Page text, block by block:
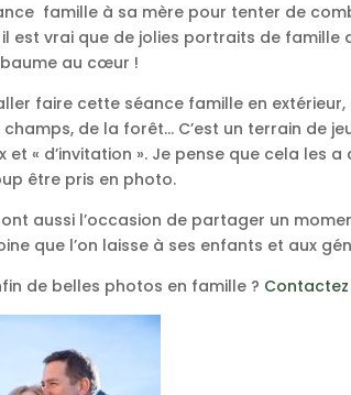
famille à sa mère pour tenter de
est vrai que de jolies portraits de famille
au cœur !
faire cette séance famille en
de la forêt… C’est un terrain de
et « d’invitation ». Je pense que cela les
être pris en photo.
aussi l’occasion de partager un
que l’on laisse à ses enfants et aux
de belles photos en famille ?